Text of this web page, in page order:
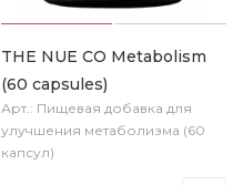
THE NUE CO Metabolism
(60 capsules)
Арт.: Пищевая добавка для
улучшения метаболизма (60
капсул)